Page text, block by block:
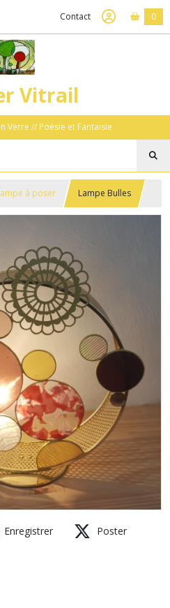
Contact 0
Vitrail
Verre // Poésie et Fantaisie
à poser Lampe Bulles
Enregistrer Poster